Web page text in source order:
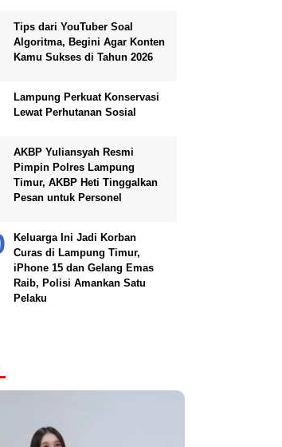
Tips dari YouTuber Soal
Algoritma, Begini Agar Konten
Kamu Sukses di Tahun 2026
Lampung Perkuat Konservasi
Lewat Perhutanan Sosial
AKBP Yuliansyah Resmi
Pimpin Polres Lampung
Timur, AKBP Heti Tinggalkan
Pesan untuk Personel
Keluarga Ini Jadi Korban
Curas di Lampung Timur,
iPhone 15 dan Gelang Emas
Raib, Polisi Amankan Satu
Pelaku